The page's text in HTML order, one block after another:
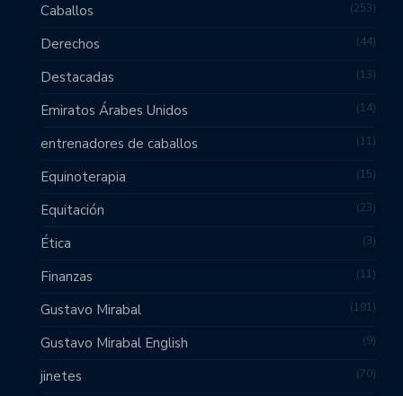
Caballos 253
Derechos 44
Destacadas 13
Emiratos Árabes Unidos 14
entrenadores de caballos 11
Equinoterapia 15
Equitación 23
Ética 3
Finanzas 11
Gustavo Mirabal 191
Gustavo Mirabal English 9
jinetes 70